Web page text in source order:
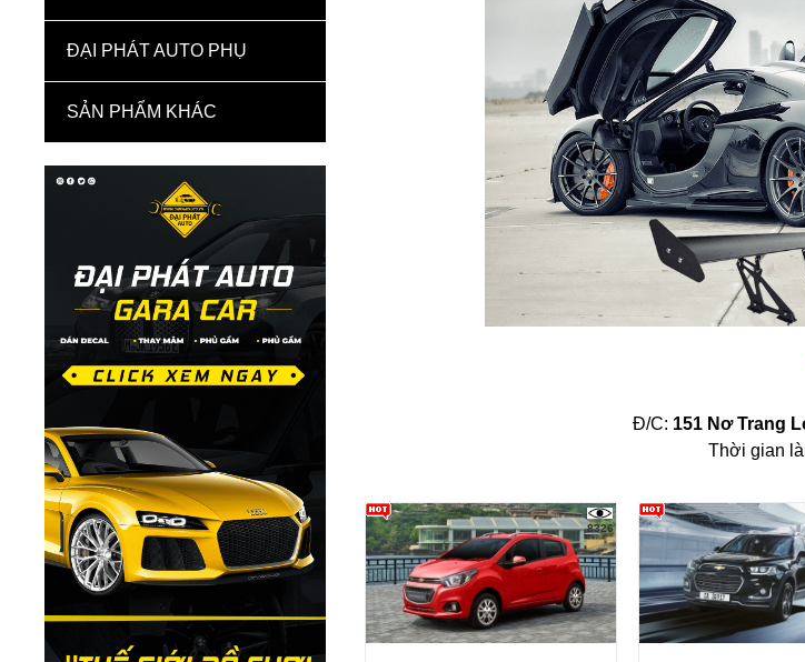
ĐẠI PHÁT AUTO PHỤ
SẢN PHẨM KHÁC
Đ/C: 151 Nơ Trang
Thời gian
8326